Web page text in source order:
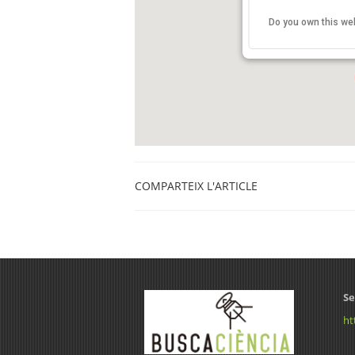
Carrer de Perot
Do you own this
COMPARTEIX L'ARTICLE